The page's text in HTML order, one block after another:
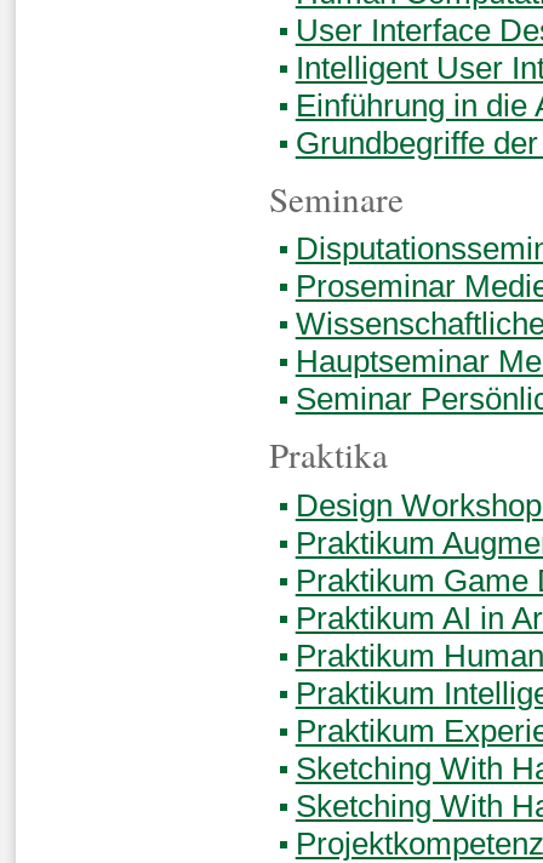
User Interface
Intelligent User
Einführung in die
Grundbegriffe
Seminare
Proseminar
Hauptseminar
Seminar
Praktika
Design
Praktikum
Praktikum Game
Praktikum AI in
Praktikum
Praktikum
Praktikum
Sketching With
Sketching With